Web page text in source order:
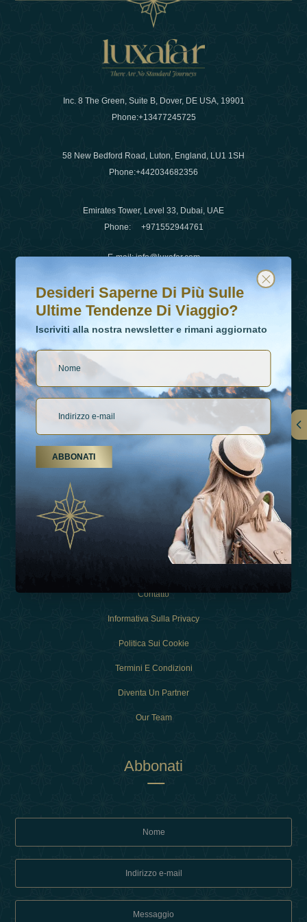
Inc. 8 The Green, Suite B, Dover, DE USA, 19901
Phone:+13477245725
58 New Bedford Road, Luton, England, LU1 1SH
Phone:+442034682356
Emirates Tower, Level 33, Dubai, UAE
Phone: +971552944761
E-mail:info@luxafar.com
WhatsApp No
+442034682356
Collegamenti
Esperienza
Contatto
Informativa Sulla Privacy
Politica Sui Cookie
Termini E Condizioni
Diventa Un Partner
Our Team
Abbonati
Desideri saperne di più sulle ultime tendenze di viaggio?
Iscriviti alla nostra newsletter e rimani aggiornato
Desideri Saperne Di Più Sulle
Ultime Tendenze Di Viaggio?
Iscriviti alla nostra newsletter e rimani aggiornato
ABBONATI